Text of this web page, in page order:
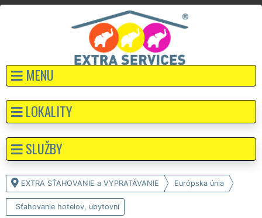
MENU
EXTRA SŤAHOVANIE a VYPRATÁVANIE Európska únia
Sťahovanie hotelov, ubytovní
LOKALITY
SLUŽBY